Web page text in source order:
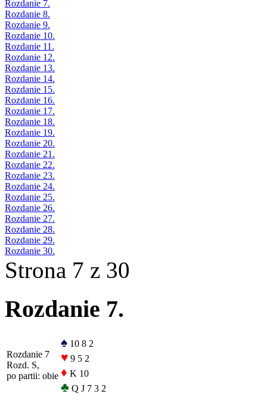
Rozdanie 7.
Rozdanie 8.
Rozdanie 9.
Rozdanie 10.
Rozdanie 11.
Rozdanie 12.
Rozdanie 13.
Rozdanie 14.
Rozdanie 15.
Rozdanie 16.
Rozdanie 17.
Rozdanie 18.
Rozdanie 19.
Rozdanie 20.
Rozdanie 21.
Rozdanie 22.
Rozdanie 23.
Rozdanie 24.
Rozdanie 25.
Rozdanie 26.
Rozdanie 27.
Rozdanie 28.
Rozdanie 29.
Rozdanie 30.
Strona 7 z 30
Rozdanie 7.
Rozdanie 7
Rozd. S,
po partii: obie
♠ 10 8 2
♥ 9 5 2
♦ K 10
♣ Q J 7 3 2